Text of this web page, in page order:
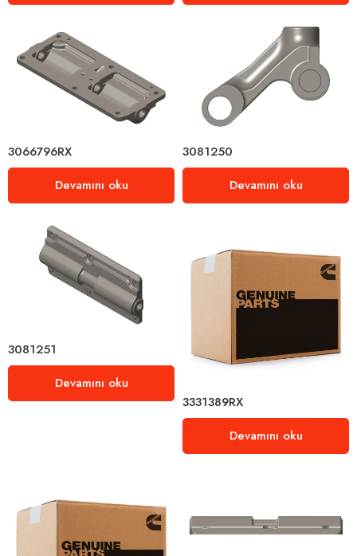
3066796RX
Devamını oku
3081250
Devamını oku
3081251
Devamını oku
3331389RX
Devamını oku